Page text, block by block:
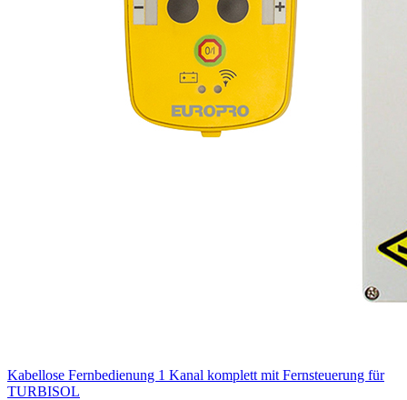
Kabellose Fernbedienung 1 Kanal komplett mit Fernsteuerung für
TURBISOL